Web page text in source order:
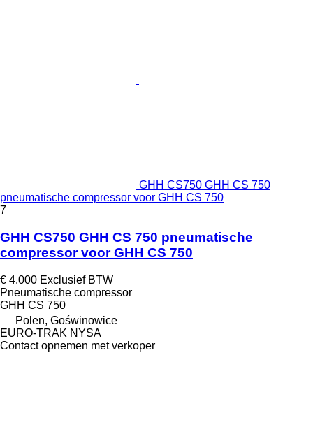
GHH CS750 GHH CS 750
pneumatische compressor voor GHH CS 750
7
GHH CS750 GHH CS 750 pneumatische
compressor voor GHH CS 750
€ 4.000 Exclusief BTW
Pneumatische compressor
GHH CS 750
Polen, Goświnowice
EURO-TRAK NYSA
Contact opnemen met verkoper